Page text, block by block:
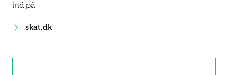
ind på
skat.dk